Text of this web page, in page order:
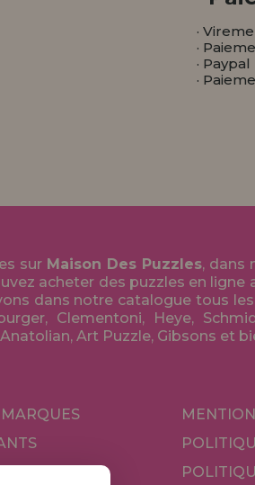
·
·
·
·
sur Maison Des Puzzles, dans
acheter des puzzles en ligne
dans notre catalogue tous
Clementoni, Heye,
Art Puzzle, Gibsons et
MARQUES